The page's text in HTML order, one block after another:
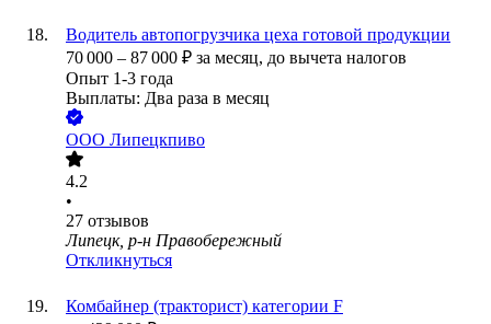
Водитель автопогрузчика цеха готовой продукции
70 000 – 87 000 ₽ за месяц, до вычета налогов
Опыт 1-3 года
Выплаты: Два раза в месяц
ООО Липецкпиво
4.2
•
27 отзывов
Липецк, р-н Правобережный
Откликнуться
Комбайнер (тракторист) категории F